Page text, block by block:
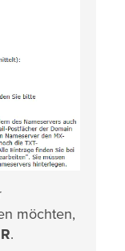
möchten,
.